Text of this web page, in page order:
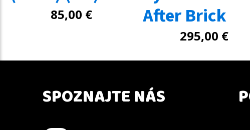
85,00 €
After Brick
295,00 €
SPOZNAJTE NÁS